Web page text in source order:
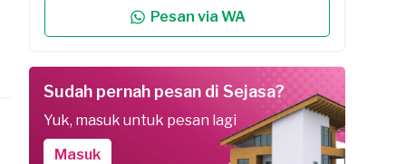
Pesan via WA
Sudah pernah pesan di Sejasa?
Yuk, masuk untuk pesan lagi
Masuk